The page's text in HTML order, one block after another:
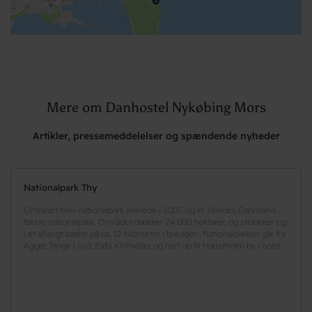
Mere om Danhostel Nykøbing Mors
Artikler, pressemeddelelser og spændende nyheder
Nationalpark Thy
Området blev nationalpark allerede i 2007, og er således Danmarks
første nationalpark. Området dækker 24.000 hektarer, og strækker sig
i et aflangt bælte på ca. 12 kilometer i bredden. Nationalparken går fra
Agger Tange i syd, forbi Klitmøller og helt op til Hanstholm by i nord.